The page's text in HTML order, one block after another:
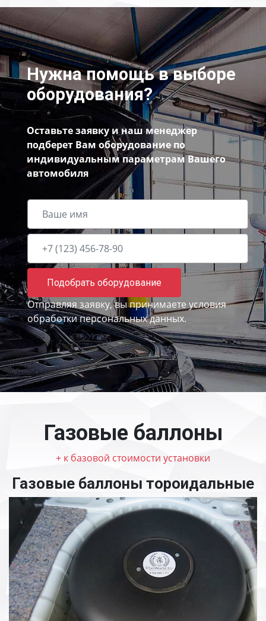
Нужна помощь в выборе
оборудования?
Оставьте заявку и наш менеджер
подберет Вам оборудование по
индивидуальным параметрам Вашего
автомобиля
Подобрать оборудование
Отправляя заявку, вы принимаете условия
обработки персональных данных.
Газовые баллоны
+ к базовой стоимости установки
Газовые баллоны тороидальные